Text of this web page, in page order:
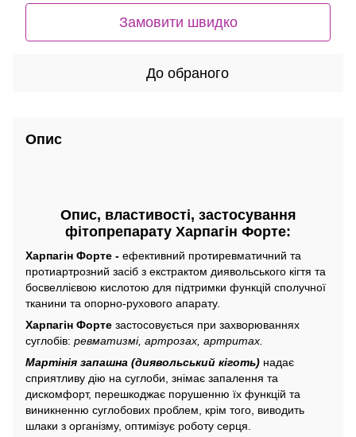
Замовити швидко
До обраного
Опис
Опис, властивості, застосування
фітопрепарату Харпагін Форте:
Харпагін Форте - ефективний протиревматичний та
протиартрозний засіб з екстрактом диявольського кігтя та
босвеллієвою кислотою для підтримки функцій сполучної
тканини та опорно-рухового апарату.
Харпагін Форте застосовується при захворюваннях
суглобів: ревматизмі, артрозах, артритах.
Мартінія запашна (диявольський кіготь) надає
сприятливу дію на суглоби, знімає запалення та
дискомфорт, перешкоджає порушенню їх функцій та
виникненню суглобових проблем, крім того, виводить
шлаки з організму, оптимізує роботу серця.